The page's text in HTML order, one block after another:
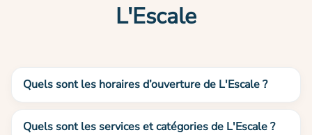
L'Escale
Quels sont les horaires d’ouverture de L'Escale ?
Quels sont les services et catégories de L'Escale ?